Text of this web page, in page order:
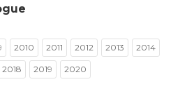
2010 2011 2012 2013 2014
2018 2019 2020